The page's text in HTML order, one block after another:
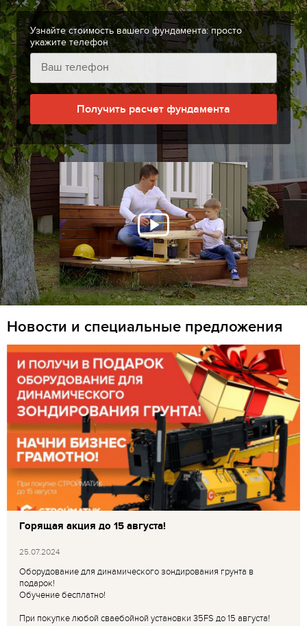
Узнайте стоимость вашего фундамента: просто
укажите телефон
Получить расчет фундамента
Новости и специальные предложения
Горящая акция до 15 августа!
25.07.2024
Оборудование для динамического зондирования грунта в
подарок!
Обучение бесплатно!
При покупке любой сваебойной установки 35FS до 15 августа!